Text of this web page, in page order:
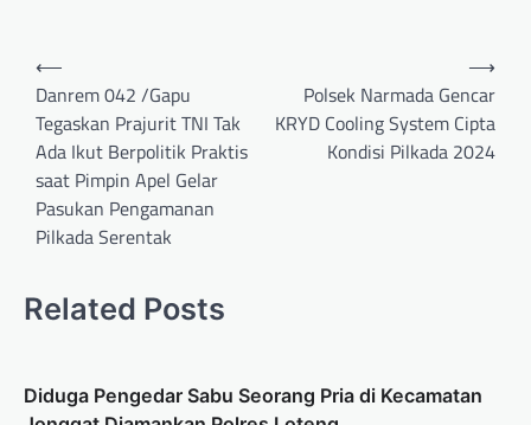
⟵
Danrem 042 /Gapu
Tegaskan Prajurit TNI Tak
Ada Ikut Berpolitik Praktis
saat Pimpin Apel Gelar
Pasukan Pengamanan
Pilkada Serentak
Polsek Narmada Gencar
KRYD Cooling System Cipta
Kondisi Pilkada 2024
⟶
Related Posts
Diduga Pengedar Sabu Seorang Pria di Kecamatan